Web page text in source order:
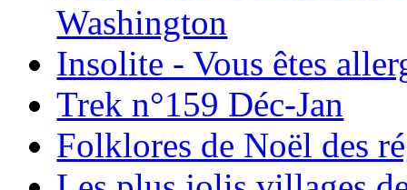
Washington
Insolite - Vous êtes
Trek n°159 Déc-Jan
Folklores de Noël des